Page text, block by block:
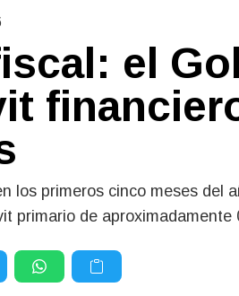
el
los primeros cinco meses del
primario de aproximadamente